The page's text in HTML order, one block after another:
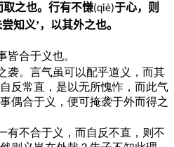
取之也。行有不慊(qiè)于心，则
尝知义’，以其外之也。
皆合于义也。
袭。言气虽可以配乎道义，而其
反常直，是以无所愧怍，而此气
偶合于义，便可掩袭于外而得之
有不合于义，而自反不直，则不